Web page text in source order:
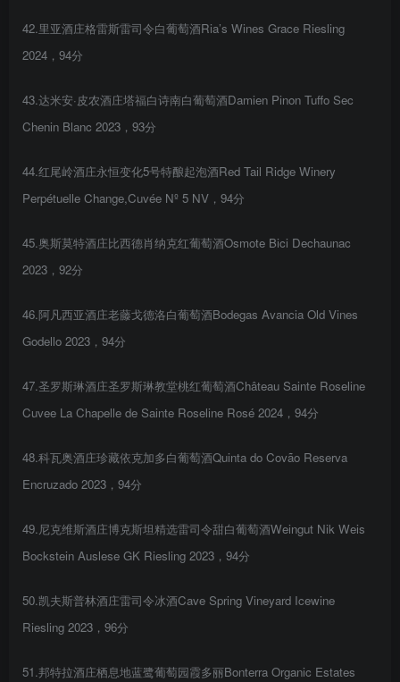
42.里亚酒庄格雷斯雷司令白葡萄酒Ria’s Wines Grace Riesling
2024，94分
43.达米安·皮农酒庄塔福白诗南白葡萄酒Damien Pinon Tuffo Sec
Chenin Blanc 2023，93分
44.红尾岭酒庄永恒变化5号特酿起泡酒Red Tail Ridge Winery
Perpétuelle Change,Cuvée Nº 5 NV，94分
45.奥斯莫特酒庄比西德肖纳克红葡萄酒Osmote Bici Dechaunac
2023，92分
46.阿凡西亚酒庄老藤戈德洛白葡萄酒Bodegas Avancia Old Vines
Godello 2023，94分
47.圣罗斯琳酒庄圣罗斯琳教堂桃红葡萄酒Château Sainte Roseline
Cuvee La Chapelle de Sainte Roseline Rosé 2024，94分
48.科瓦奥酒庄珍藏依克加多白葡萄酒Quinta do Covão Reserva
Encruzado 2023，94分
49.尼克维斯酒庄博克斯坦精选雷司令甜白葡萄酒Weingut Nik Weis
Bockstein Auslese GK Riesling 2023，94分
50.凯夫斯普林酒庄雷司令冰酒Cave Spring Vineyard Icewine
Riesling 2023，96分
51.邦特拉酒庄栖息地蓝鹭葡萄园霞多丽Bonterra Organic Estates